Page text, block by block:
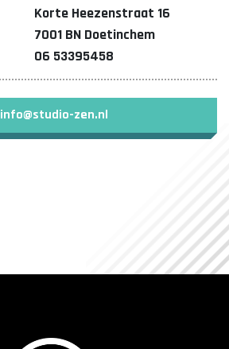
Korte Heezenstraat 16
7001 BN Doetinchem
06 53395458
info@studio-zen.nl